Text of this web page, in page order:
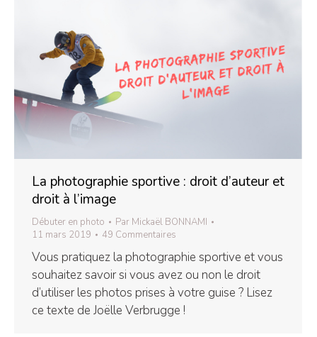
La photographie sportive : droit d’auteur et
droit à l’image
Débuter en photo Par Mickaël BONNAMI
11 mars 2019
49 Commentaires
Vous pratiquez la photographie sportive et vous
souhaitez savoir si vous avez ou non le droit
d’utiliser les photos prises à votre guise ? Lisez
ce texte de Joëlle Verbrugge !